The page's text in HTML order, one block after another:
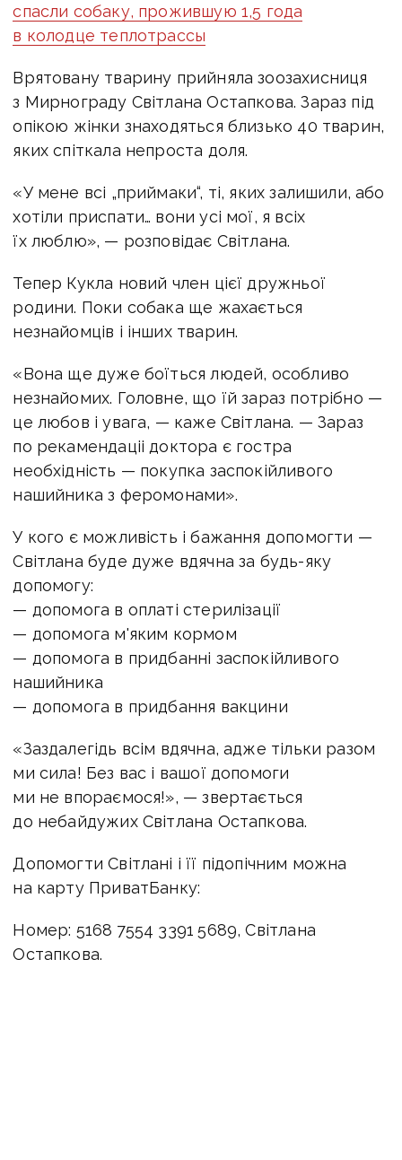
спасли собаку, прожившую 1,5 года
в колодце теплотрассы
Врятовану тварину прийняла зоозахисниця
з Мирнограду Світлана Остапкова. Зараз під
опікою жінки знаходяться близько 40 тварин,
яких спіткала непроста доля.
«У мене всі „приймаки“, ті, яких залишили, або
хотіли приспати… вони усі мої, я всіх
їх люблю», — розповідає Світлана.
Тепер Кукла новий член цієї дружньої
родини. Поки собака ще жахається
незнайомців і інших тварин.
«Вона ще дуже боїться людей, особливо
незнайомих. Головне, що їй зараз потрібно —
це любов і увага, — каже Світлана. — Зараз
по рекамендаціі доктора є гостра
необхідність — покупка заспокійливого
нашийника з феромонами».
У кого є можливість і бажання допомогти —
Світлана буде дуже вдячна за будь-яку
допомогу:
— допомога в оплаті стерилізації
— допомога м'яким кормом
— допомога в придбанні заспокійливого
нашийника
— допомога в придбання вакцини
«Заздалегідь всім вдячна, адже тільки разом
ми сила! Без вас і вашої допомоги
ми не впораємося!», — звертається
до небайдужих Світлана Остапкова.
Допомогти Світлані і її підопічним можна
на карту ПриватБанку:
Номер: 5168 7554 3391 5689, Світлана
Остапкова.